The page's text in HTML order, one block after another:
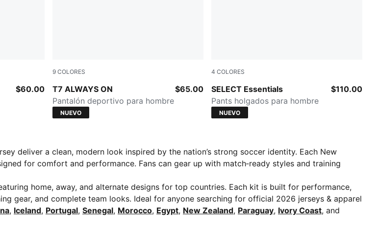
$60.00
9 COLORES
T7 ALWAYS ON
Earthy Green-Buttercream
Pantalón deportivo para hombre
$65.00
NUEVO
4 COLORES
SELECT Essentials
Moss Veil
Pants holgados para hombre
$110.00
NUEVO
deliver a clean, modern look inspired by the nation’s strong soccer identity. Each New
for comfort and performance. Fans can gear up with match‑ready styles and training
home, away, and alternate designs for top countries. Each kit is built for performance,
gear, and complete team looks. Ideal for anyone searching for official 2026 jerseys & apparel
, Iceland, Portugal, Senegal, Morocco, Egypt, New Zealand, Paraguay, Ivory Coast, and